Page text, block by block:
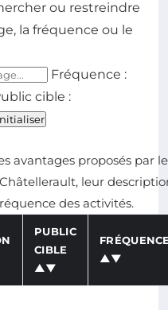
ou restreindre
la fréquence ou le
Fréquence :
cible :
avantages proposés par le
leur
des activités.
PUBLIC
CIBLE
▲▼
▲▼